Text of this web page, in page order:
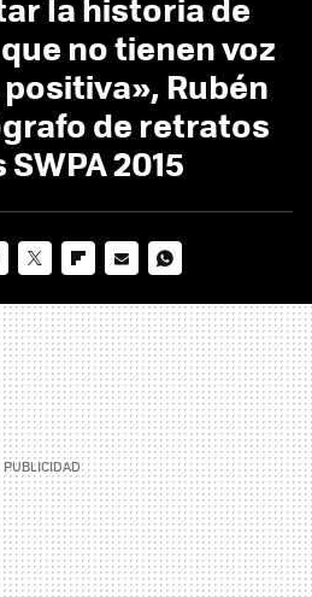
no tienen voz
Rubén
de retratos
2015
MAIL